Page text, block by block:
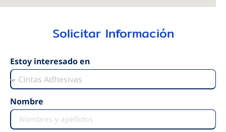
Solicitar Información
Estoy interesado en
Nombre